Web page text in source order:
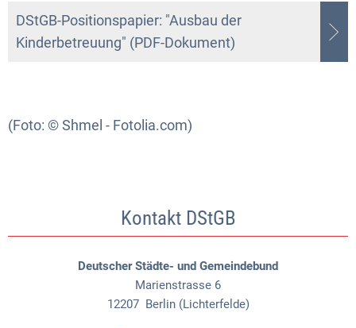
DStGB-Positionspapier: "Ausbau der
Kinderbetreuung" (PDF-Dokument)
(Foto: © Shmel - Fotolia.com)
Kontakt DStGB
Deutscher Städte- und Gemeindebund
Marienstrasse 6
12207 Berlin (Lichterfelde)